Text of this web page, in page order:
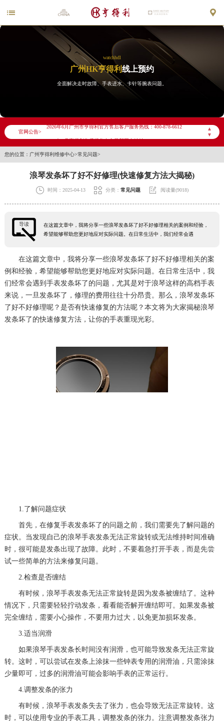
 
watchhdl
广州HK亨得利线上预约
全面解决走时故障、手表进水、卡针等腕表问题。
官网公告>
▲
▼
2026年6月广州市亨得利官方售后客户服务热线：400-878-6612
2026年6月亨得利售后服务中心最新网点地址：
您的位置： 广州亨得利维修中心>常见问题>
浪琴发条坏了好不好修理(快速修复方法大揭秘)
 时间：2025-04-13  分类： 常见问题  阅读量(9018)
导读
在这篇文章中，我将分享一些浪琴发条坏了好不好修理相关的案例和经验，
希望能够帮助您更好地应对实际问题。在日常生活中，我们经常会遇
在这篇文章中，我将分享一些浪琴发条坏了好不好修理相关的案
例和经验，希望能够帮助您更好地应对实际问题。在日常生活中，我
们经常会遇到手表发条坏了的问题，尤其是对于浪琴这样的高档手表
来说，一旦发条坏了，修理的费用往往十分昂贵。那么，浪琴发条坏
了好不好修理呢？是否有快速修复的方法呢？本文将为大家揭秘浪琴
发条坏了的快速修复方法，让你的手表重现光彩。
1.了解问题症状
首先，在修复手表发条坏了的问题之前，我们需要先了解问题的
症状。当发现自己的浪琴手表发条无法正常旋转或无法维持时间准确
时，很可能是发条出现了故障。此时，不要着急打开手表，而是先尝
试一些简单的方法来修复问题。
2.检查是否缠结
有时候，浪琴手表发条无法正常旋转是因为发条被缠结了。这种
情况下，只需要轻轻拧动发条，看看能否解开缠结即可。如果发条被
完全缠结，需要小心操作，不要用力过大，以免更加损坏发条。
3.适当润滑
如果浪琴手表发条长时间没有润滑，也可能导致发条无法正常旋
转。这时，可以尝试在发条上涂抹一些钟表专用的润滑油，只需涂抹
少量即可，过多的润滑油可能会影响手表的正常运行。
4.调整发条的张力
有时候，浪琴手表发条失去了张力，也会导致无法正常旋转。这
时，可以使用专业的手表工具，调整发条的张力。注意调整发条张力